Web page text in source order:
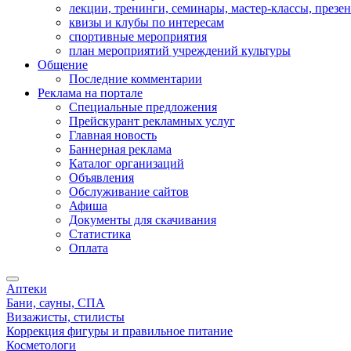
лекции, тренинги, семинары, мастер-классы,
квизы и клубы по интересам
спортивные мероприятия
план мероприятий учреждений культуры
Общение
Последние комментарии
Реклама на портале
Специальные предложения
Прейскурант рекламных услуг
Главная новость
Баннерная реклама
Каталог организаций
Объявления
Обслуживание сайтов
Афиша
Документы для скачивания
Статистика
Оплата
Аптеки
Бани, сауны, СПА
Визажисты, стилисты
Коррекция фигуры и правильное питание
Косметологи